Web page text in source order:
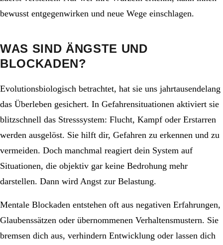
bewusst entgegenwirken und neue Wege einschlagen.
WAS SIND ÄNGSTE UND
BLOCKADEN?
Evolutionsbiologisch betrachtet, hat sie uns jahrtausendelang
das Überleben gesichert. In Gefahrensituationen aktiviert sie
blitzschnell das Stresssystem: Flucht, Kampf oder Erstarren
werden ausgelöst. Sie hilft dir, Gefahren zu erkennen und zu
vermeiden. Doch manchmal reagiert dein System auf
Situationen, die objektiv gar keine Bedrohung mehr
darstellen. Dann wird Angst zur Belastung.
Mentale Blockaden entstehen oft aus negativen Erfahrungen,
Glaubenssätzen oder übernommenen Verhaltensmustern. Sie
bremsen dich aus, verhindern Entwicklung oder lassen dich